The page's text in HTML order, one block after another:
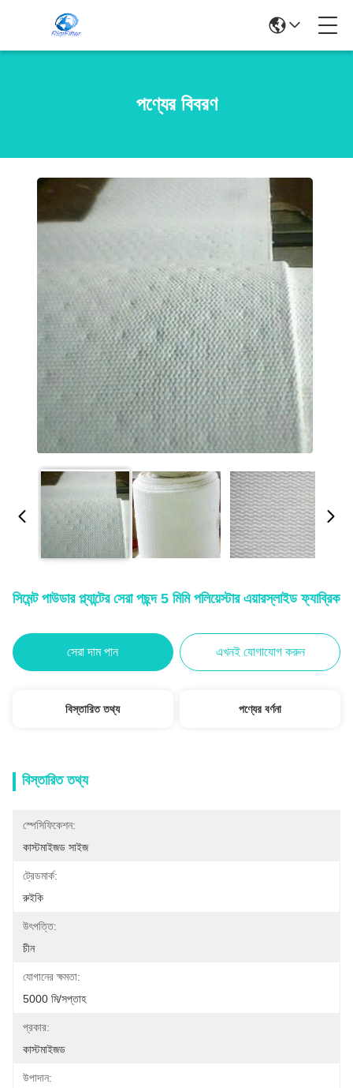
পণ্যের বিবরণ
সিমেন্ট পাউডার প্ল্যান্টের সেরা পছন্দ 5 মিমি পলিয়েস্টার এয়ারস্লাইড ফ্যাব্রিক
সেরা দাম পান এখনই যোগাযোগ করুন
বিস্তারিত তথ্য পণ্যের বর্ণনা
বিস্তারিত তথ্য
স্পেসিফিকেশন:
কাস্টমাইজড সাইজ
ট্রেডমার্ক:
রুইকি
উৎপত্তি:
চীন
যোগানের ক্ষমতা:
5000 মি/সপ্তাহ
প্রকার:
কাস্টমাইজড
উপাদান: